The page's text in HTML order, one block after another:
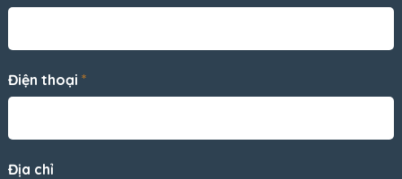
Điện thoại *
Địa chỉ